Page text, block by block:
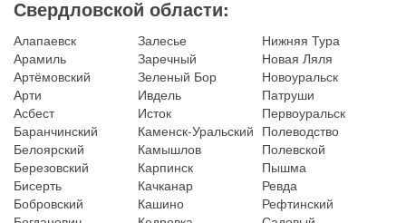
Свердловской области:
Алапаевск Залесье
Нижняя Тура
Арамиль
Заречный
Новая Ляля
Артёмовский
Зеленый Бор
Новоуральск
Арти
Ивдель
Патруши
Асбест
Исток
Первоуральск
Баранчинский
Каменск-Уральский Полеводство
Белоярский
Камышлов
Полевской
Березовский
Карпинск
Пышма
Бисерть
Качканар
Ревда
Бобровский
Кашино
Рефтинский